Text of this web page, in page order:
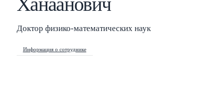
Доктор физико-математических наук
Информация о сотруднике
This help popup
Search popup /